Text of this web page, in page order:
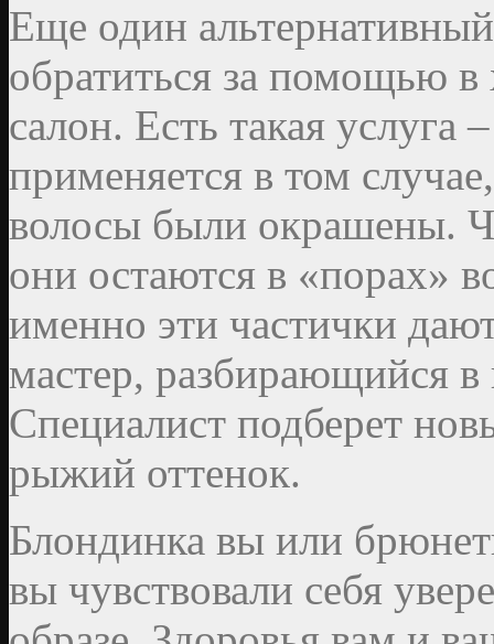
Еще один
обратиться за помощью
салон. Есть такая услуга
применяется в том
волосы были окрашены.
они остаются в «порах»
именно эти частички
мастер, разбирающийся
Специалист подберет
рыжий оттенок.
Блондинка вы или
вы чувствовали себя